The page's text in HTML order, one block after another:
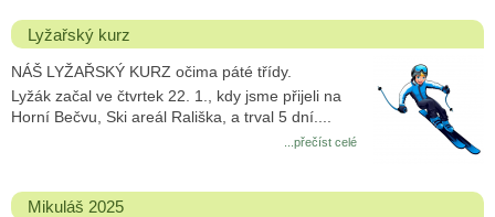
Lyžařský kurz
NÁŠ LYŽAŘSKÝ KURZ očima páté třídy.
Lyžák začal ve čtvrtek 22. 1., kdy jsme přijeli na
Horní Bečvu, Ski areál Rališka, a trval 5 dní....
...přečíst celé
Mikuláš 2025